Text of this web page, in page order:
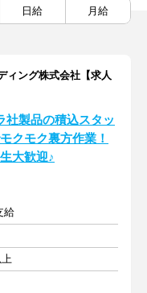
日給 月給
ィング株式会社【求人
社製品の積込スタッ
クモク裏方作業！
大歓迎♪
給